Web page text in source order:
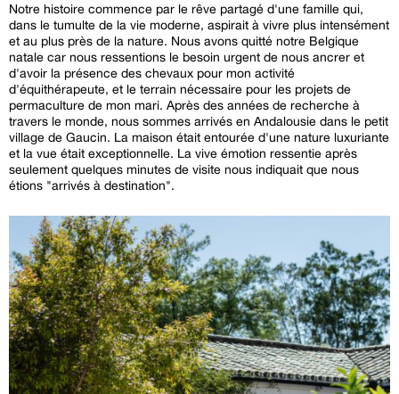
Notre histoire commence par le rêve partagé d'une famille qui,
dans le tumulte de la vie moderne, aspirait à vivre plus intensément
et au plus près de la nature. Nous avons quitté notre Belgique
natale car nous ressentions le besoin urgent de nous ancrer et
d'avoir la présence des chevaux pour mon activité
d'équithérapeute, et le terrain nécessaire pour les projets de
permaculture de mon mari. Après des années de recherche à
travers le monde, nous sommes arrivés en Andalousie dans le petit
village de Gaucin. La maison était entourée d'une nature luxuriante
et la vue était exceptionnelle. La vive émotion ressentie après
seulement quelques minutes de visite nous indiquait que nous
étions "arrivés à destination".